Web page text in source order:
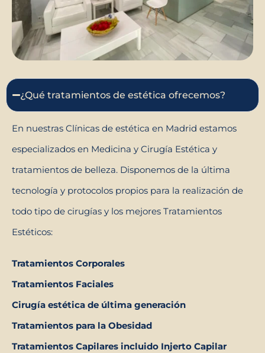
¿Qué tratamientos de estética ofrecemos?
En nuestras Clínicas de estética en Madrid estamos
especializados en Medicina y Cirugía Estética y
tratamientos de belleza. Disponemos de la última
tecnología y protocolos propios para la realización de
todo tipo de cirugías y los mejores Tratamientos
Estéticos:
Tratamientos Corporales
Tratamientos Faciales
Cirugía estética de última generación
Tratamientos para la Obesidad
Tratamientos Capilares incluido Injerto Capilar